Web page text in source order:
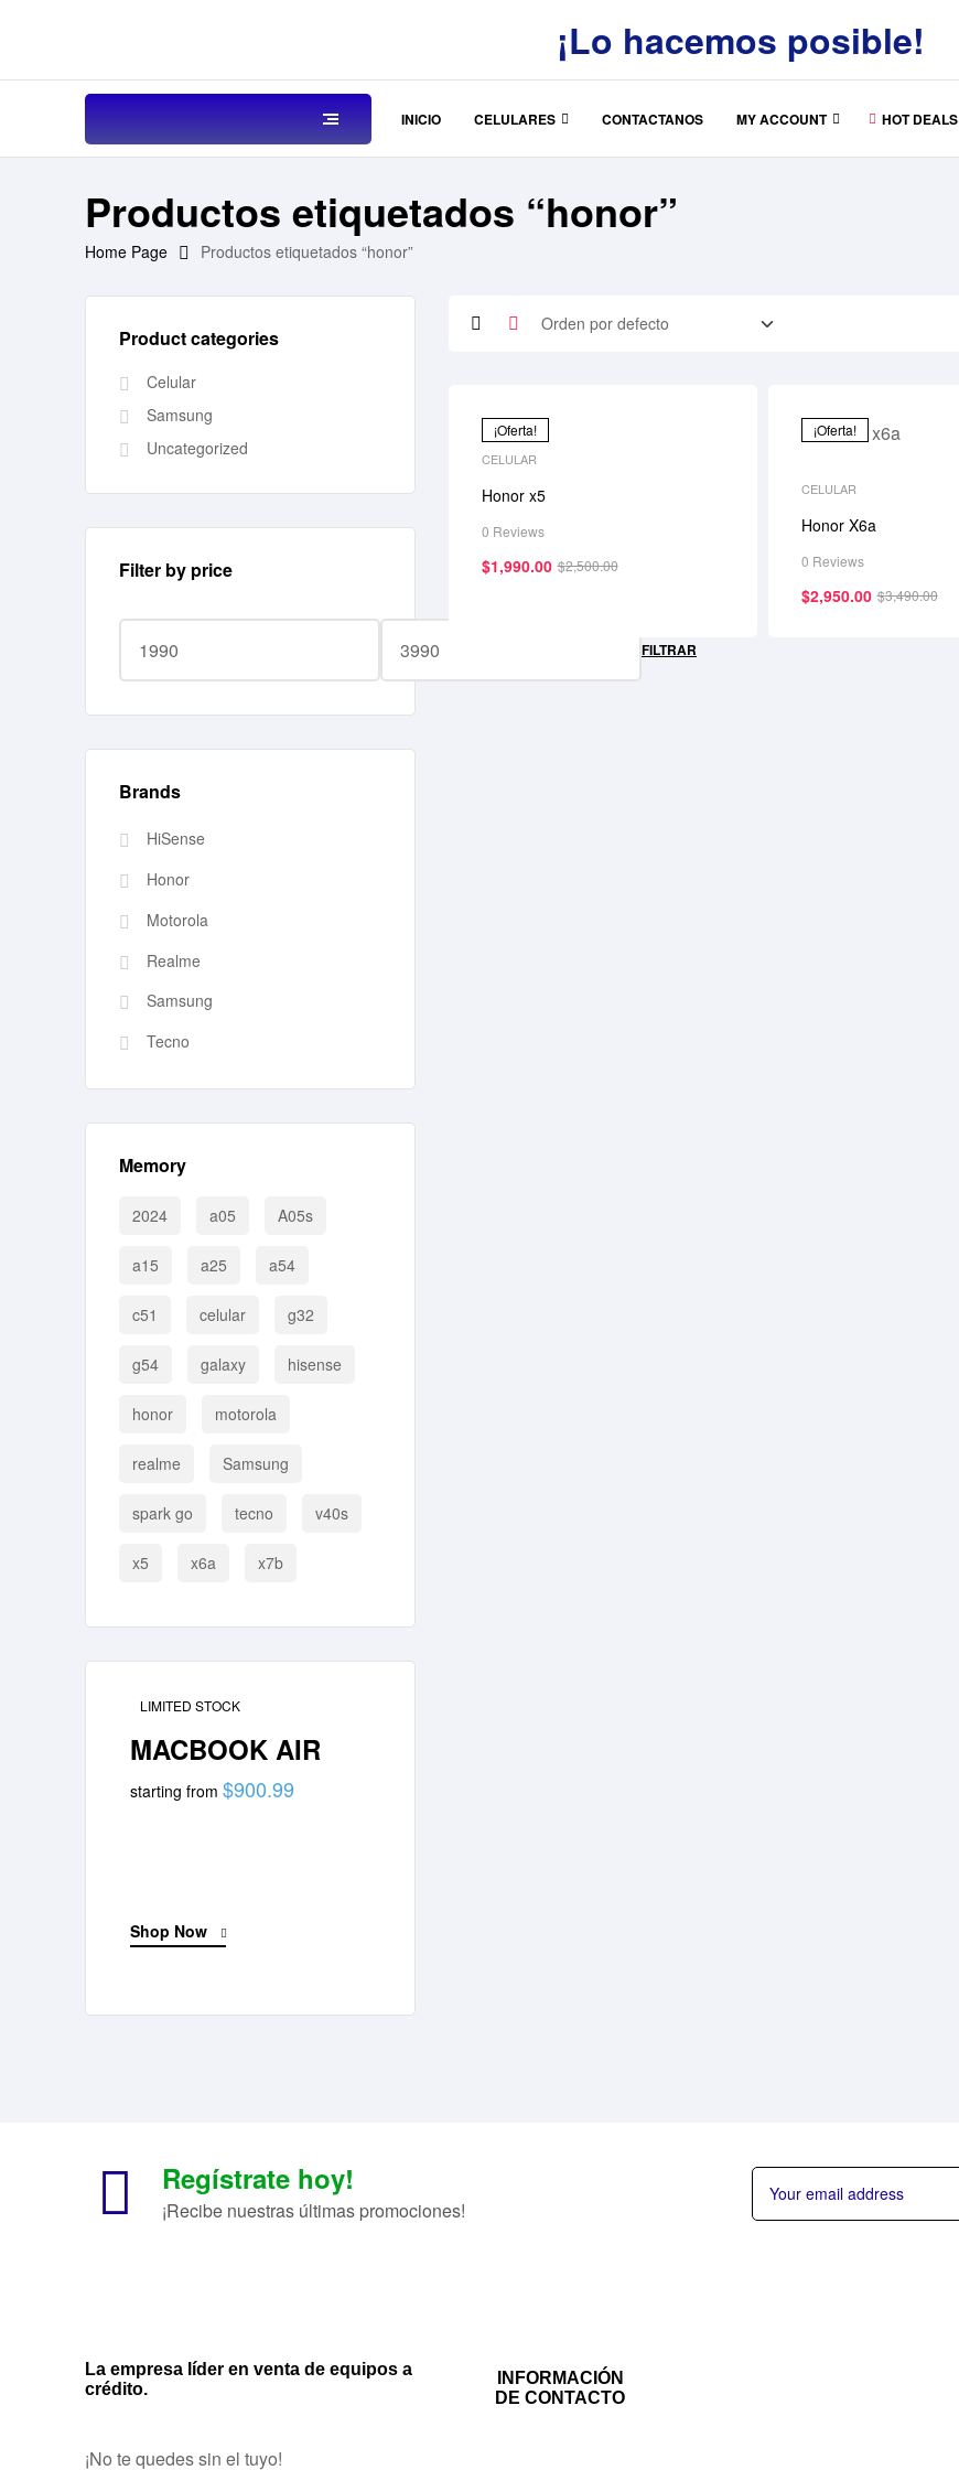
¡Lo hacemos posible!
INICIO CELULARES CONTACTANOS MY ACCOUNT HOT DEALS
Productos etiquetados “honor”
Home Page Productos etiquetados “honor”
¡Oferta!
CELULAR
Honor x5
0 Reviews
$2,500.00
$1,990.00
¡Oferta!
CELULAR
Honor X6a
0 Reviews
$3,490.00
$2,950.00
Product categories
Celular
Samsung
Uncategorized
Filter by price
FILTRAR
Brands
HiSense
Honor
Motorola
Realme
Samsung
Tecno
Memory
2024 a05 A05s
a15 a25 a54
c51 celular g32
g54 galaxy hisense
honor motorola
realme Samsung
spark go tecno v40s
x5 x6a x7b
LIMITED STOCK
MACBOOK AIR
starting from $900.99
Shop Now
Regístrate hoy!
¡Recibe nuestras últimas promociones!
La empresa líder en venta de equipos a
crédito.
¡No te quedes sin el tuyo!
INFORMACIÓN
DE CONTACTO